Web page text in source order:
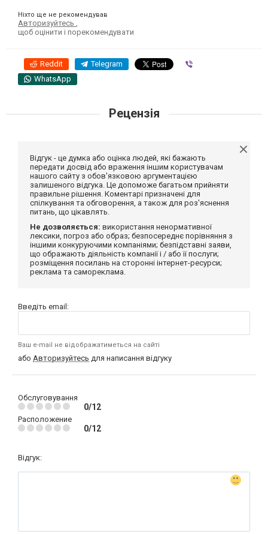
Ніхто ще не рекомендував
Авторизуйтесь
щоб оцінити і порекомендувати
Reddit Telegram
WhatsApp
Рецензія
Відгук - це думка або оцінка людей, які бажають
передати досвід або враження іншим користувачам
нашого сайту з обов'язковою аргументацією
залишеного відгука. Це допоможе багатьом прийняти
правильне рішення. Коментарі призначені для
спілкування та обговорення, а також для роз'яснення
питань, що цікавлять.
Не дозволяється: використання ненормативної
лексики, погроз або образ; безпосереднє порівняння з
іншими конкуруючими компаніями; безпідставні заяви,
що ображають діяльність компанії і / або її послуги;
розміщення посилань на сторонні інтернет-ресурси;
реклама та самореклама.
Введіть email:
Ваш e-mail не відображатиметься на сайті
або Авторизуйтесь для написання відгуку
Обслуговування
0/12
Расположение
0/12
Відгук: